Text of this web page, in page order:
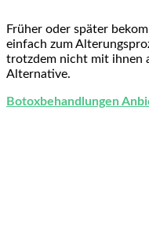
Früher oder später
einfach zum
trotzdem nicht mit ihnen
Alternative.
Botoxbehandlungen